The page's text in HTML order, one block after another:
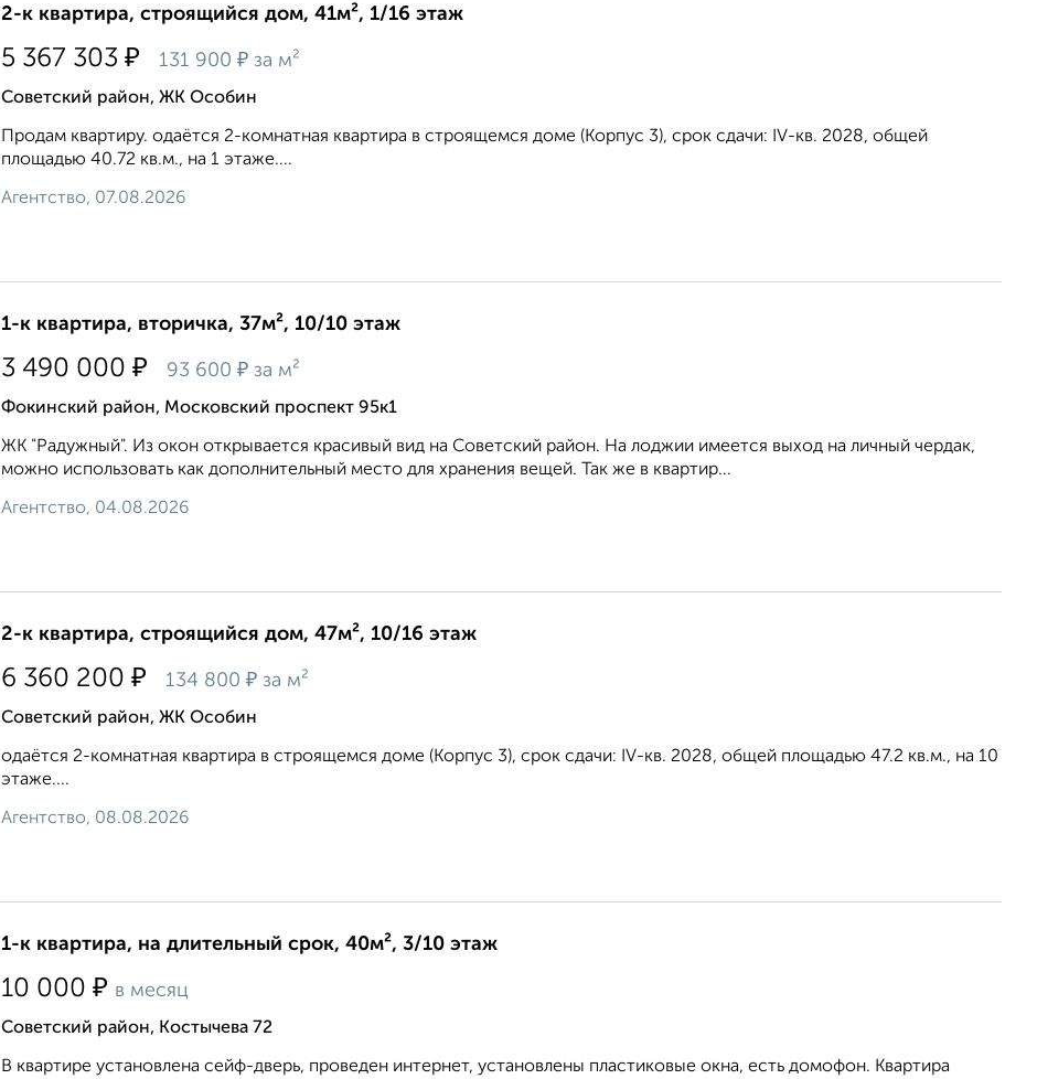
2-к квартира, строящийся дом, 41м², 1/16 этаж
5 367 303 ₽ 131 900 ₽ за м²
Советский район, ЖК Особин
Продам квартиру. одаётся 2-комнатная квартира в строящемся доме (Корпус 3), срок сдачи: IV-кв. 2028, общей
площадью 40.72 кв.м., на 1 этаже....
Агентство, 07.08.2026
1-к квартира, вторичка, 37м², 10/10 этаж
3 490 000 ₽ 93 600 ₽ за м²
Фокинский район, Московский проспект 95к1
ЖК "Радужный". Из окон открывается красивый вид на Советский район. На лоджии имеется выход на личный чердак,
можно использовать как дополнительный место для хранения вещей. Так же в квартир...
Агентство, 04.08.2026
2-к квартира, строящийся дом, 47м², 10/16 этаж
6 360 200 ₽ 134 800 ₽ за м²
Советский район, ЖК Особин
одаётся 2-комнатная квартира в строящемся доме (Корпус 3), срок сдачи: IV-кв. 2028, общей площадью 47.2 кв.м., на 10
этаже....
Агентство, 08.08.2026
1-к квартира, на длительный срок, 40м², 3/10 этаж
10 000 ₽ в месяц
Советский район, Костычева 72
В квартире установлена сейф-дверь, проведен интернет, установлены пластиковые окна, есть домофон. Квартира